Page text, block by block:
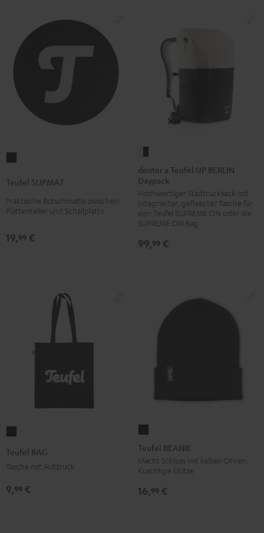
Schwarz
Teufel SLIPMAT
Praktische Rutschmatte zwischen
Plattenteller und Schallplatte
19,99 €
Teufel
UP
BERLIN
Daypack
&
deuter x Teufel UP BERLIN
Daypack
Hochwertiger Stadtrucksack mit
integrierter, gefleecter Tasche für
den Teufel SUPREME ON oder die
SUPREME ON Bag
99,99 €
BAG
Teufel BAG
Tasche mit Aufdruck
9,99 €
BEANIE
Schwarz
Teufel BEANIE
Macht Schluss mit kalten Ohren:
Kuschlige Mütze
16,99 €